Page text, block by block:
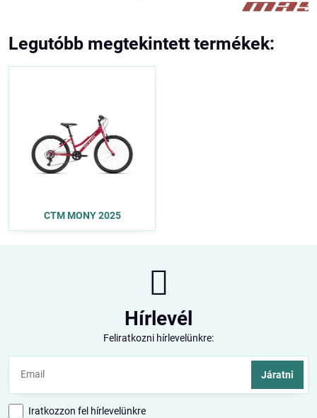
Legutóbb megtekintett termékek:
CTM MONY 2025
Hírlevél
Feliratkozni hírlevelünkre:
Járatni
Iratkozzon fel hírlevelünkre